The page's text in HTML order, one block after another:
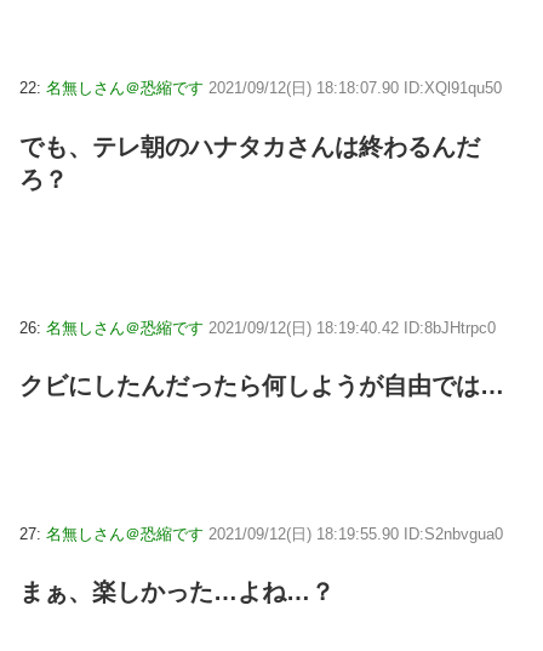
22: 名無しさん＠恐縮です 2021/09/12(日) 18:18:07.90 ID:XQl91qu50
でも、テレ朝のハナタカさんは終わるんだ
ろ？
26: 名無しさん＠恐縮です 2021/09/12(日) 18:19:40.42 ID:8bJHtrpc0
クビにしたんだったら何しようが自由では…
27: 名無しさん＠恐縮です 2021/09/12(日) 18:19:55.90 ID:S2nbvgua0
まぁ、楽しかった…よね…？